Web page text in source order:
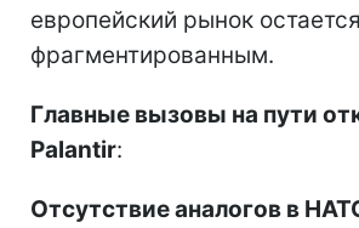
европейский рынок остается
фрагментированным.
Главные вызовы на пути
Palantir:
Отсутствие аналогов в